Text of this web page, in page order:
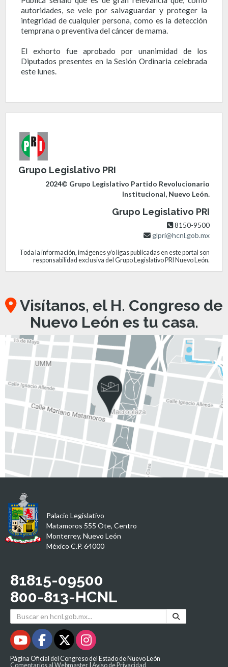
autoridades, se vele por salvaguardar y proteger la
integridad de cualquier persona, como es la detección
temprana o preventiva del cáncer de mama.
El exhorto fue aprobado por unanimidad de los
Diputados presentes en la Sesión Ordinaria celebrada
este lunes.
Grupo Legislativo PRI
2024© Grupo Legislativo Partido Revolucionario
Institucional, Nuevo León.
Grupo Legislativo PRI
8150-9500
glpri@hcnl.gob.mx
Toda la información, imágenes y/o ligas publicadas en este portal son
responsabilidad exclusiva del Grupo Legislativo PRI Nuevo León.
Visítanos, el H. Congreso de
Nuevo León es tu casa.
Palacio Legislativo
Matamoros 555 Ote, Centro
Monterrey, Nuevo León
México C.P. 64000
81815-09500
800-813-HCNL
Página Oficial del Congreso del Estado de Nuevo León
Comentarios al Webmaster Aviso de Privacidad